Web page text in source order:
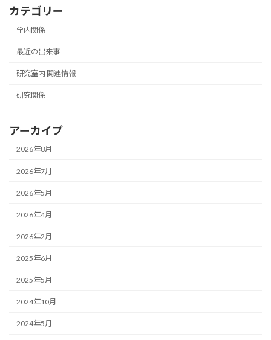
カテゴリー
学内関係
最近の出来事
研究室内 関連情報
研究関係
アーカイブ
2026年8月
2026年7月
2026年5月
2026年4月
2026年2月
2025年6月
2025年5月
2024年10月
2024年5月